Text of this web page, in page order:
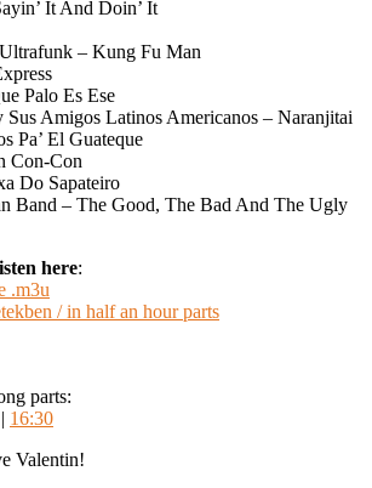
It And Doin’ It
– Kung Fu Man
Palo Es Ese
Sus Amigos Latinos Americanos – Naranjitai
Pa’ El Guateque
Con-Con
Do Sapateiro
Band – The Good, The Bad And The Ugly
here:
.m3u
/ in half an hour parts
parts:
| 16:30